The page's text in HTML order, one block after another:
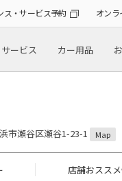
ス・サービス予約 オンラ
サービス カー用品
市瀬谷区瀬谷1-23-1 Map
店舗おスス